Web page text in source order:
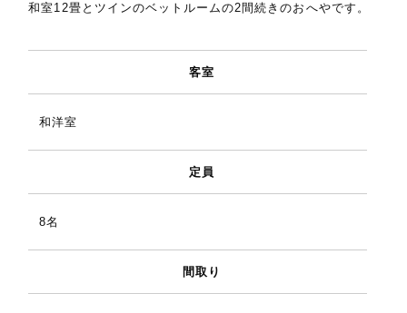
和室12畳とツインのベットルームの2間続きのおへやです。
客室
和洋室
定員
8名
間取り